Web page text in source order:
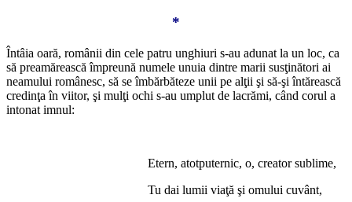
*
Întâia oară, românii din cele patru unghiuri s-au adunat la un loc, ca
să preamărească împreună numele unuia dintre marii susţinători ai
neamului românesc, să se îmbărbăteze unii pe alţii şi să-şi întărească
credinţa în viitor, şi mulţi ochi s-au umplut de lacrămi, când corul a
intonat imnul:
Etern, atotputernic, o, creator sublime,
Tu dai lumii viaţă şi omului cuvânt,